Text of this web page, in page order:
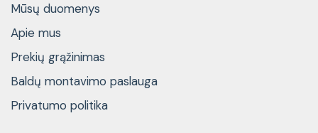
Mūsų duomenys
Apie mus
Prekių grąžinimas
Baldų montavimo paslauga
Privatumo politika